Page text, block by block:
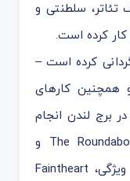
تئاتر، سلطنتی و
را برای شرق 15 کارگردانی کرده است –
همچنین کارهای
برج لندن انجام
داده است. او برای بازیگر فیلم The Roundabout و
Assistant Fight Arranger برای این ویژگی، Faintheart